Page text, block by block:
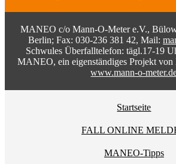
MANEO c/o Mann-O-Meter e.V.,
Berlin; Fax: 030-236 381 42, Mail:
Schwules Überfalltelefon: tägl.17-19
MANEO, ein eigenständiges Projekt
www.mann-o-
Startseite
FALL ONLINE
MANEO-Tipps